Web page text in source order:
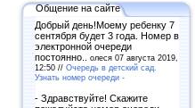
Общение на сайте
Добрый день!Моему ребенку 7
сентября будет 3 года. Номер в
электронной очереди
постоянно.. олеся 07 августа 2019,
12:50 // Очередь в детский сад.
Узнать номер очереди -
- Здравствуйте! Скажите